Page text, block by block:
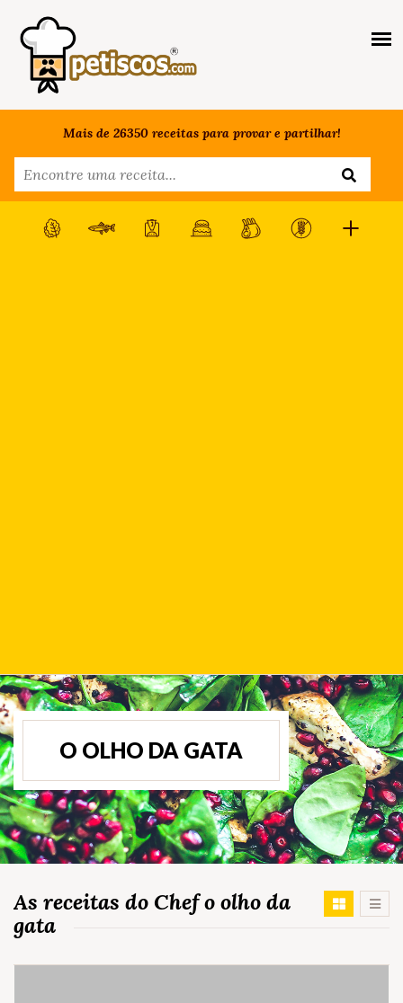
Mais de 26350 receitas para provar e partilhar!
O OLHO DA GATA
As receitas do Chef o olho da
gata